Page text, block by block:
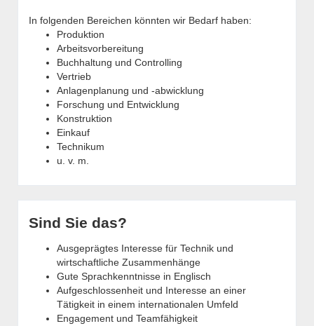
In folgenden Bereichen könnten wir Bedarf haben:
Produktion
Arbeitsvorbereitung
Buchhaltung und Controlling
Vertrieb
Anlagenplanung und -abwicklung
Forschung und Entwicklung
Konstruktion
Einkauf
Technikum
u. v. m.
Sind Sie das?
Ausgeprägtes Interesse für Technik und
wirtschaftliche Zusammenhänge
Gute Sprachkenntnisse in Englisch
Aufgeschlossenheit und Interesse an einer
Tätigkeit in einem internationalen Umfeld
Engagement und Teamfähigkeit